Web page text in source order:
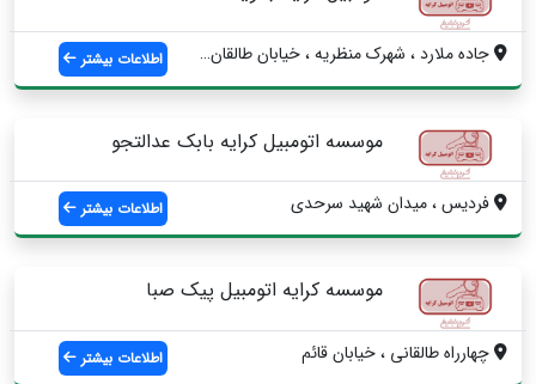
جاده ملارد ، شهرک منظریه ، خیابان طالقان... اطلاعات بیشتر
موسسه اتومبیل کرایه بابک عدالتجو
فردیس ، میدان شهید سرحدی اطلاعات بیشتر
موسسه کرایه اتومبیل پیک صبا
چهارراه طالقانی ، خیابان قائم اطلاعات بیشتر